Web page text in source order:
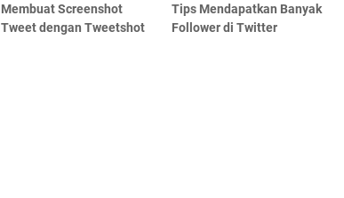
Membuat Screenshot
Tweet dengan Tweetshot
Tips Mendapatkan Banyak
Follower di Twitter